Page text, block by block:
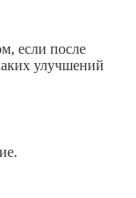
если после
улучшений